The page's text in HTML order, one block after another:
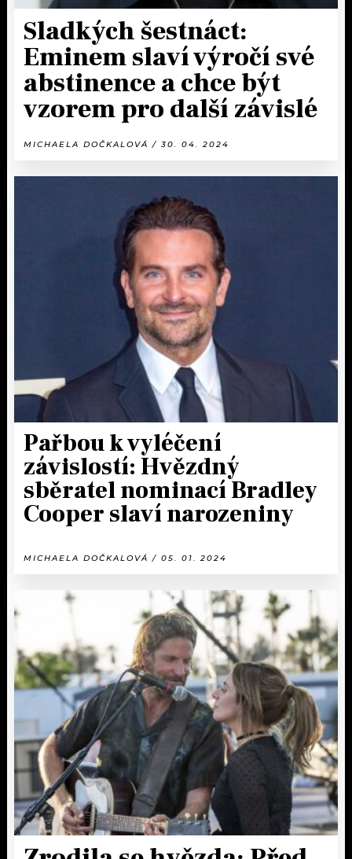
Sladkých šestnáct:
Eminem slaví výročí své
abstinence a chce být
vzorem pro další závislé
MICHAELA DOČKALOVÁ / 30. 04. 2024
Pařbou k vyléčení
závislostí: Hvězdný
sběratel nominací Bradley
Cooper slaví narozeniny
MICHAELA DOČKALOVÁ / 05. 01. 2024